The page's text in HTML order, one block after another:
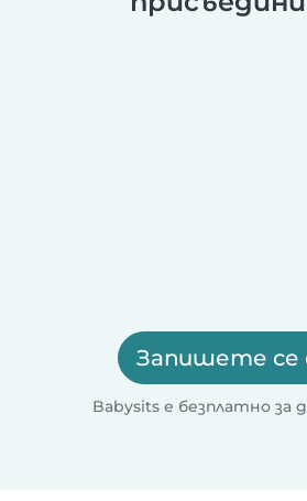
Запишете се
Babysits е безплатно за